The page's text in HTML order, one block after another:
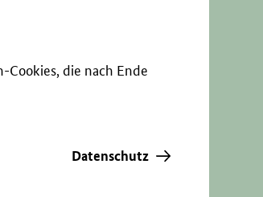
Cookies, die nach Ende
Datenschutz